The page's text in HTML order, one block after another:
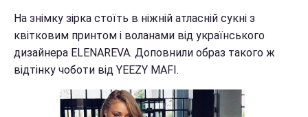
На знімку зірка стоїть в ніжній атласній сукні з
квітковим принтом і воланами від українського
дизайнера ELENAREVA. Доповнили образ такого ж
відтінку чоботи від YEEZY MAFI.